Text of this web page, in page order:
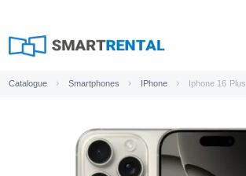
Catalogue Smartphones IPhone Iphone 16 Plus